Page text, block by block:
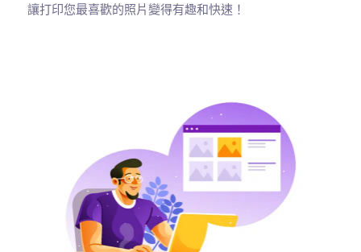
讓打印您最喜歡的照片變得有趣和快速！